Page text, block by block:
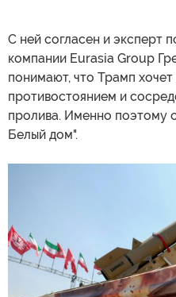
С ней согласен и эксперт
компании Eurasia Group
понимают, что Трамп хочет
противостоянием и
пролива. Именно поэтому
Белый дом".